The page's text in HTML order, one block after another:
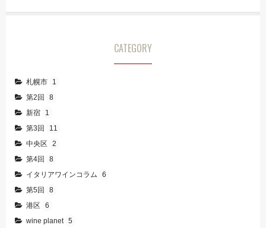
CATEGORY
札幌市
1
第2回
8
新宿
1
第3回
11
中央区
2
第4回
8
イタリアワインコラム
6
第5回
8
港区
6
wine planet 5